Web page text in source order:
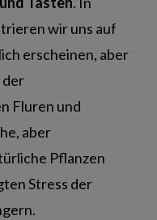
wir uns auf
erscheinen, aber
der
Fluren und
aber
Pflanzen
Stress der